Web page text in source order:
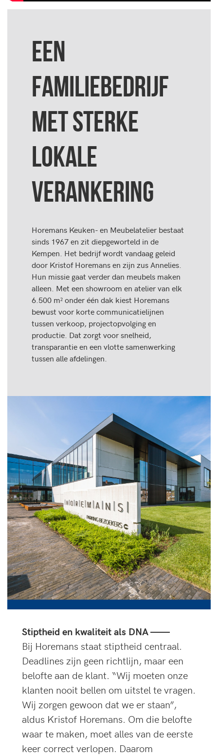
EEN
FAMILIEBEDRIJF
MET STERKE
LOKALE
VERANKERING
Horemans Keuken- en Meubelatelier bestaat
sinds 1967 en zit diepgeworteld in de
Kempen. Het bedrijf wordt vandaag geleid
door Kristof Horemans en zijn zus Annelies.
Hun missie gaat verder dan meubels maken
alleen. Met een showroom en atelier van elk
6.500 m² onder één dak kiest Horemans
bewust voor korte communicatielijnen
tussen verkoop, projectopvolging en
productie. Dat zorgt voor snelheid,
transparantie en een vlotte samenwerking
tussen alle afdelingen.
Stiptheid en kwaliteit als DNA ——
Bij Horemans staat stiptheid centraal.
Deadlines zijn geen richtlijn, maar een
belofte aan de klant. “Wij moeten onze
klanten nooit bellen om uitstel te vragen.
Wij zorgen gewoon dat we er staan”,
aldus Kristof Horemans. Om die belofte
waar te maken, moet alles van de eerste
keer correct verlopen. Daarom